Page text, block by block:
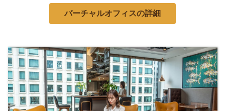
バーチャルオフィスの詳細